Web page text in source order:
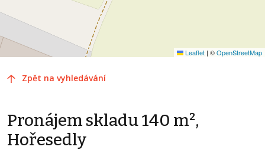
Leaflet | ©OpenStreetMap
Zpět na vyhledávání
Pronájem skladu 140 m²,
Hořesedly